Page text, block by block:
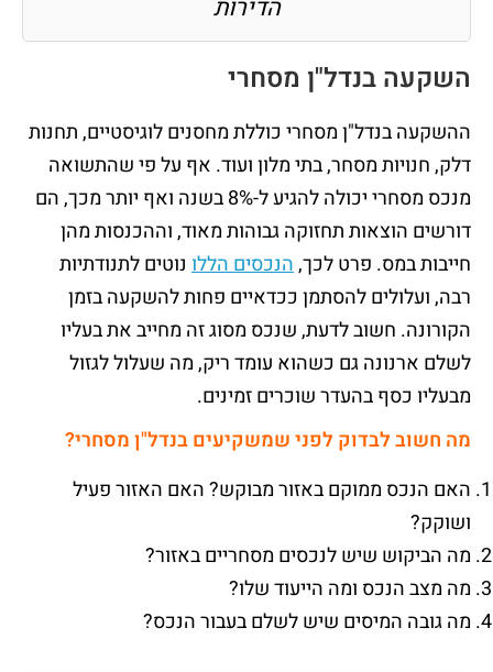
הדירות
השקעה בנדל"ן מסחרי
ההשקעה בנדל"ן מסחרי כוללת מחסנים לוגיסטיים, תחנות
דלק, חנויות מסחר, בתי מלון ועוד. אף על פי שהתשואה
מנכס מסחרי יכולה להגיע ל-8% בשנה ואף יותר מכך, הם
דורשים הוצאות תחזוקה גבוהות מאוד, וההכנסות מהן
חייבות במס. פרט לכך,הנכסים הללו נוטים לתנודתיות
רבה, ועלולים להסתמן ככדאיים פחות להשקעה בזמן
הקורונה. חשוב לדעת, שנכס מסוג זה מחייב את בעליו
לשלם ארנונה גם כשהוא עומד ריק, מה שעלול לגזול
מבעליו כסף בהעדר שוכרים זמינים.
מה חשוב לבדוק לפני שמשקיעים בנדל"ן מסחרי?
האם הנכס ממוקם באזור מבוקש? האם האזור פעיל
ושוקק?
מה הביקוש שיש לנכסים מסחריים באזור?
מה מצב הנכס ומה הייעוד שלו?
מה גובה המיסים שיש לשלם בעבור הנכס?